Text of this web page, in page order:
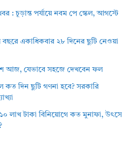
: চূড়ান্ত পর্যায়ে নবম পে স্কেল, আগস্টে
একাধিকবার ২৮ দিনের ছুটি নেওয়া
আজ, যেভাবে সহজে দেখবেন ফল
কত দিন ছুটি গণনা হবে? সরকারি
লাখ টাকা বিনিয়োগে কত মুনাফা, উৎসে